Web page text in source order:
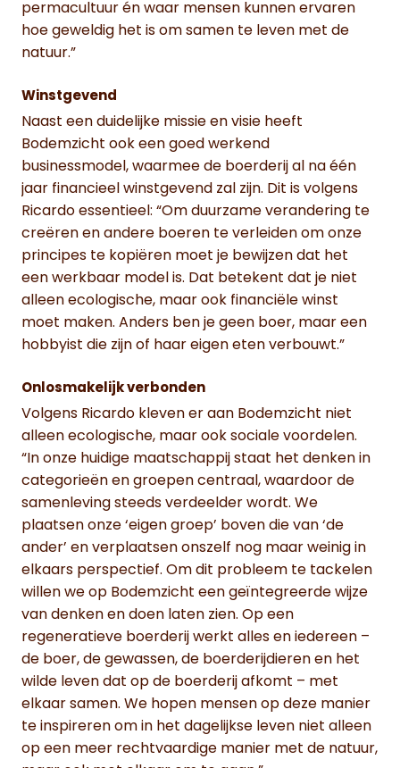
permacultuur én waar mensen kunnen ervaren
hoe geweldig het is om samen te leven met de
natuur.”
Winstgevend
Naast een duidelijke missie en visie heeft
Bodemzicht ook een goed werkend
businessmodel, waarmee de boerderij al na één
jaar financieel winstgevend zal zijn. Dit is volgens
Ricardo essentieel: “Om duurzame verandering te
creëren en andere boeren te verleiden om onze
principes te kopiëren moet je bewijzen dat het
een werkbaar model is. Dat betekent dat je niet
alleen ecologische, maar ook financiële winst
moet maken. Anders ben je geen boer, maar een
hobbyist die zijn of haar eigen eten verbouwt.”
Onlosmakelijk verbonden
Volgens Ricardo kleven er aan Bodemzicht niet
alleen ecologische, maar ook sociale voordelen.
“In onze huidige maatschappij staat het denken in
categorieën en groepen centraal, waardoor de
samenleving steeds verdeelder wordt. We
plaatsen onze ‘eigen groep’ boven die van ‘de
ander’ en verplaatsen onszelf nog maar weinig in
elkaars perspectief. Om dit probleem te tackelen
willen we op Bodemzicht een geïntegreerde wijze
van denken en doen laten zien. Op een
regeneratieve boerderij werkt alles en iedereen –
de boer, de gewassen, de boerderijdieren en het
wilde leven dat op de boerderij afkomt – met
elkaar samen. We hopen mensen op deze manier
te inspireren om in het dagelijkse leven niet alleen
op een meer rechtvaardige manier met de natuur,